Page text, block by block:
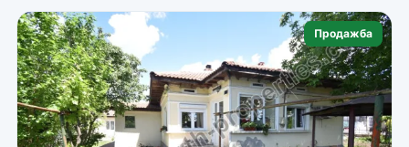
Продажба